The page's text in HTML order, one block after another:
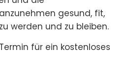
gesund, fit,
werden und zu bleiben.
für ein kostenloses